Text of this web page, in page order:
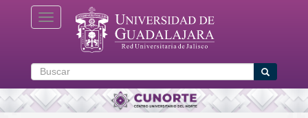
Toggle navigation
Buscar Buscar